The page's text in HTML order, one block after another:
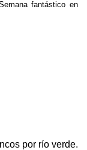
fantástico en
por río verde.